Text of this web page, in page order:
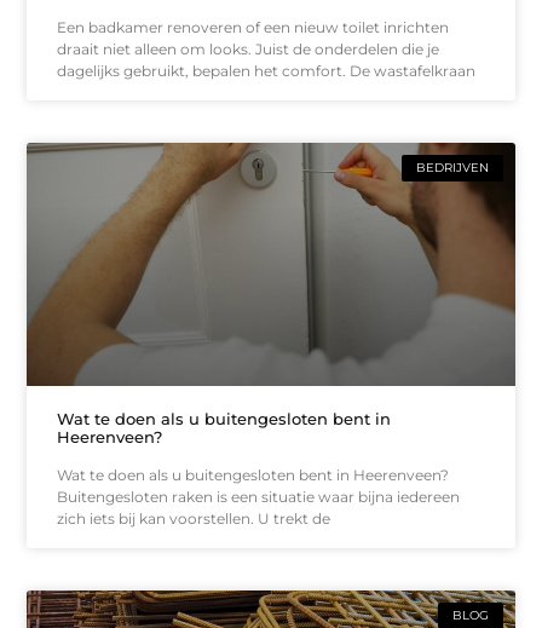
Een badkamer renoveren of een nieuw toilet inrichten
draait niet alleen om looks. Juist de onderdelen die je
dagelijks gebruikt, bepalen het comfort. De wastafelkraan
BEDRIJVEN
Wat te doen als u buitengesloten bent in
Heerenveen?
Wat te doen als u buitengesloten bent in Heerenveen?
Buitengesloten raken is een situatie waar bijna iedereen
zich iets bij kan voorstellen. U trekt de
BLOG